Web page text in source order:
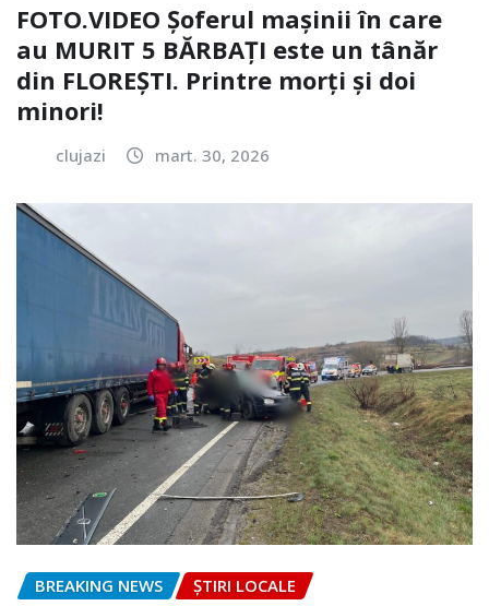
FOTO.VIDEO Șoferul mașinii în care
au MURIT 5 BĂRBAȚI este un tânăr
din FLOREȘTI. Printre morți și doi
minori!
clujazi mart. 30, 2026
BREAKING NEWS ȘTIRI LOCALE